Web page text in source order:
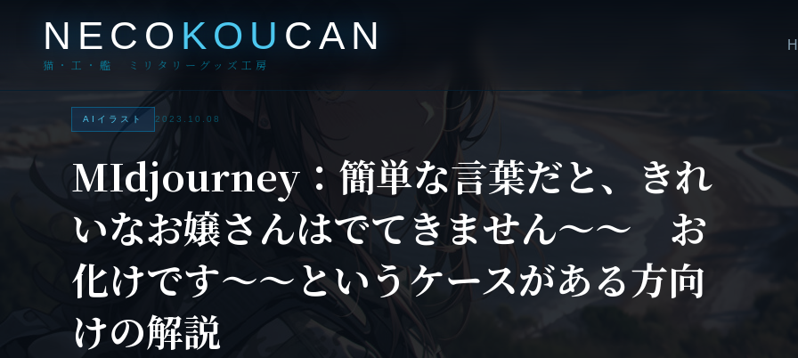
NECO KOU CAN
猫・工・艦 ミリタリーグッズ工房
AIイラスト 2023.10.08
MIdjourney：簡単な言葉だと、きれ
いなお嬢さんはでてきません～～ お
化けです～～というケースがある方向
けの解説